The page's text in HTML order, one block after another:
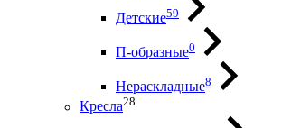
Детские59
П-образные0
Нераскладные8
Кресла28